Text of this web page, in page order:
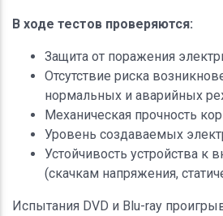
В ходе тестов проверяются:
Защита от поражения
Отсутствие риска
нормальных и аварийных
Механическая прочность
Уровень создаваемых
Устойчивость устройства
(скачкам напряжения,
Испытания DVD и Blu-ray